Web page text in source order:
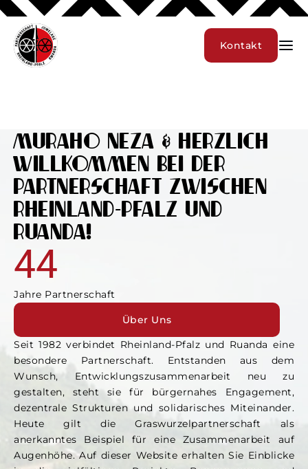
Kontakt
MURAHO NEZA & HERZLICH
willkommen bei der
Partnerschaft zwischen
Rheinland-Pfalz und
Ruanda!
44
Jahre Partnerschaft
Über Uns
Seit 1982 verbindet Rheinland-Pfalz und Ruanda eine
besondere Partnerschaft. Entstanden aus dem
Wunsch, Entwicklungszusammenarbeit neu zu
gestalten, steht sie für bürgernahes Engagement,
dezentrale Strukturen und solidarisches Miteinander.
Heute gilt die Graswurzelpartnerschaft als
anerkanntes Beispiel für eine Zusammenarbeit auf
Augenhöhe. Auf dieser Website erhalten Sie Einblicke